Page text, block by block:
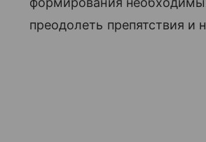
преодолеть препятствия и